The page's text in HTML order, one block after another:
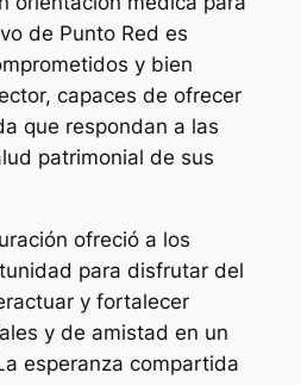
de Punto Red es
y bien
capaces de ofrecer
que respondan a las
patrimonial de sus
ofreció a los
para disfrutar del
y fortalecer
y de amistad en un
esperanza compartida